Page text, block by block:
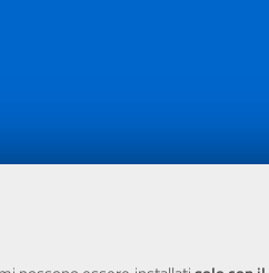
Misura 6.05 - Fondo FESR